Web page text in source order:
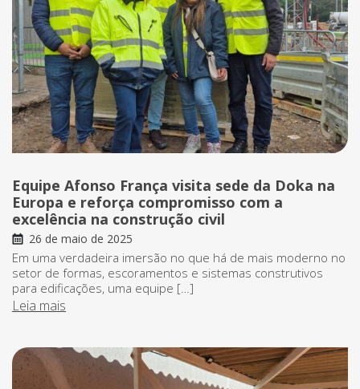
Equipe Afonso França visita sede da Doka na
Europa e reforça compromisso com a
excelência na construção civil
26 de maio de 2025
Em uma verdadeira imersão no que há de mais moderno no
setor de formas, escoramentos e sistemas construtivos
para edificações, uma equipe […]
Leia mais